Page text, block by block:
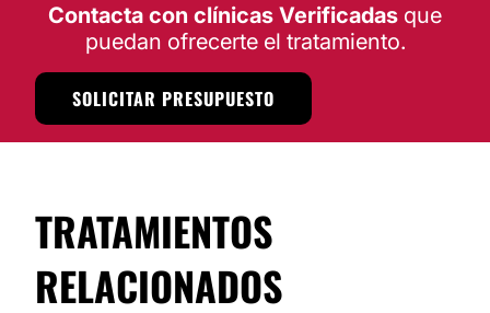
Madrid, Madrid.
Posibilidad de videoconsulta:
No
Financiación o facilidades de pago:
Peeling
Drenaje linfático
Celulitis
Cavitación
Microdermoabrasión
Carboxiterapia
Contacta con clínicas Verificadas que
puedan ofrecerte el tratamiento.
SOLICITAR PRESUPUESTO
TRATAMIENTOS
RELACIONADOS